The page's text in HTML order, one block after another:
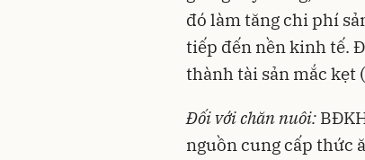
đó làm tăng chi phí
tiếp đến nền kinh tế.
thànhtài sản mắc kẹt
Đối với chăn nuôi:
nguồn cung cấp thức